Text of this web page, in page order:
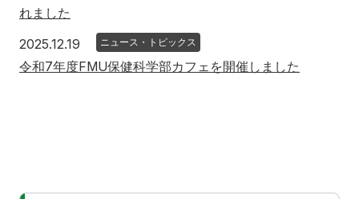
れました
2025.12.19 2025年12月19日
ニュース・トピックス
令和7年度FMU保健科学部カフェを開催しました